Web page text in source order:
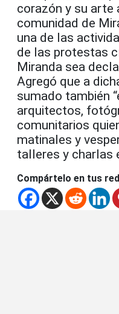
corazón y su arte
comunidad de
una de las
de las protestas
Miranda sea
Agregó que a
sumado también
arquitectos,
comunitarios
matinales y
talleres y charlas
Compártelo en tus